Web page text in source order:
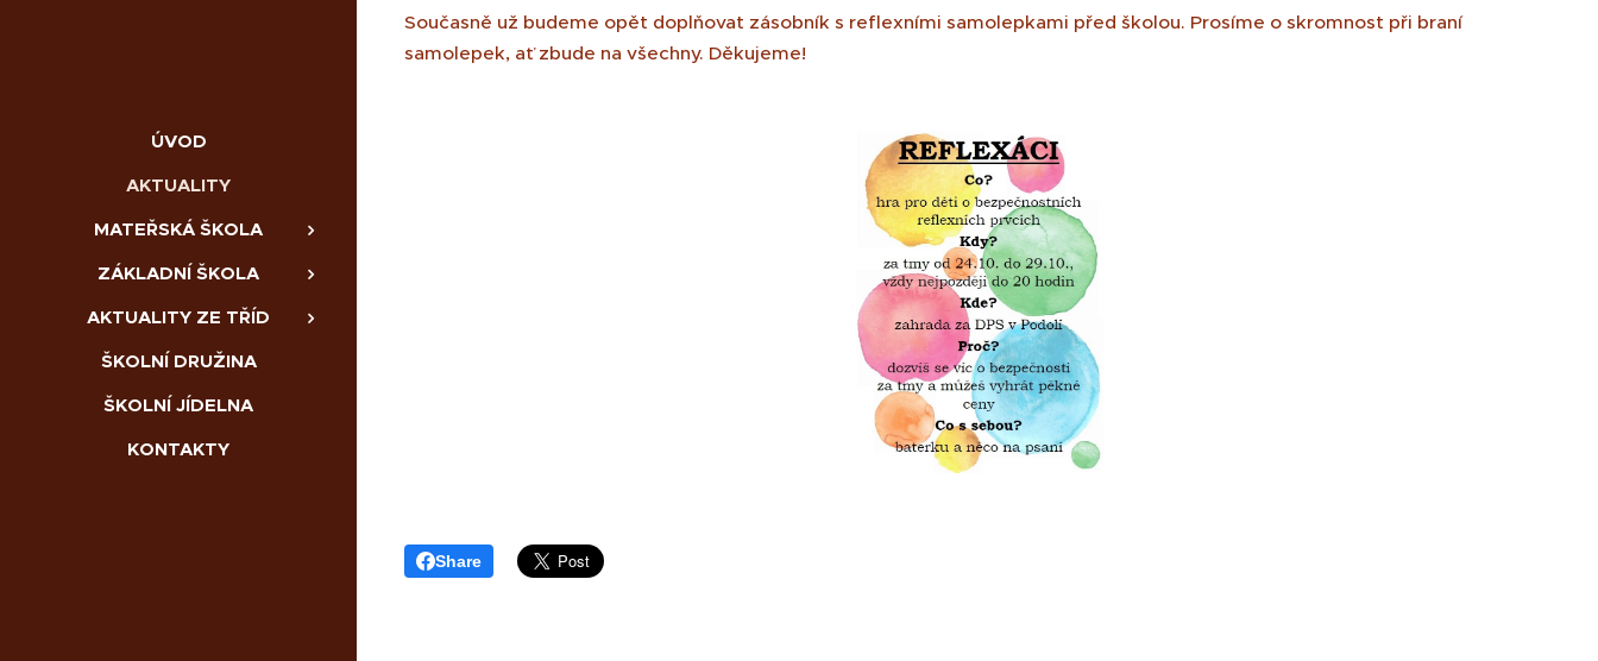
ÚVOD
AKTUALITY
MATEŘSKÁ ŠKOLA
ZÁKLADNÍ ŠKOLA
AKTUALITY ZE TŘÍD
ŠKOLNÍ DRUŽINA
ŠKOLNÍ JÍDELNA
KONTAKTY
Současně už budeme opět doplňovat zásobník s reflexními samolepkami před školou. Prosíme o skromnost při braní
samolepek, ať zbude na všechny. Děkujeme!
Share